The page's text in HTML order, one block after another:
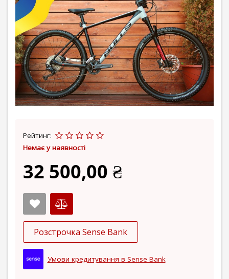
Немає у наявності
Рейтинг:
32 500,00 ₴
Розстрочка Sense Bank
Умови кредитування в Sense Bank